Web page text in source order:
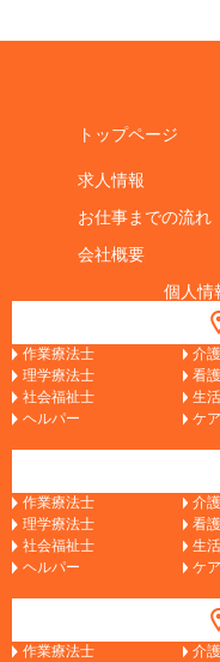
トップページ
求人情報
お仕事までの流れ
会社概要
個人情
作業療法士 介
理学療法士
看
社会福祉士
生
ヘルパー
ケ
作業療法士 介
理学療法士
看
社会福祉士
生
ヘルパー
ケ
作業療法士 介